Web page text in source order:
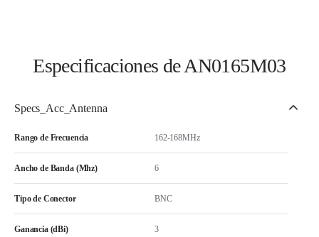
Especificaciones de AN0165M03
Specs_Acc_Antenna
Rango de Frecuencia 162-168MHz
Ancho de Banda (Mhz) 6
Tipo de Conector BNC
Ganancia (dBi) 3